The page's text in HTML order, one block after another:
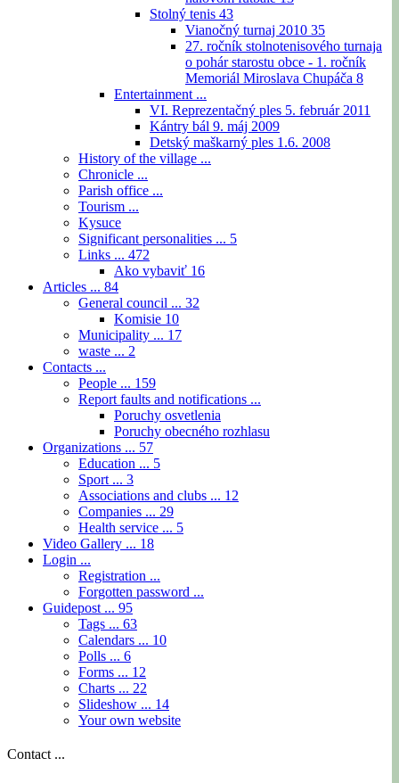
Stolný tenis 43
Vianočný turnaj 2010 35
27. ročník stolnotenisového turnaja
o pohár starostu obce - 1. ročník
Memoriál Miroslava Chupáča 8
Entertainment ...
VI. Reprezentačný ples 5. február 2011
Kántry bál 9. máj 2009
Detský maškarný ples 1.6. 2008
History of the village ...
Chronicle ...
Parish office ...
Tourism ...
Kysuce
Significant personalities ... 5
Links ... 472
Ako vybaviť 16
Articles ... 84
General council ... 32
Komisie 10
Municipality ... 17
waste ... 2
Contacts ...
People ... 159
Report faults and notifications ...
Poruchy osvetlenia
Poruchy obecného rozhlasu
Organizations ... 57
Education ... 5
Sport ... 3
Associations and clubs ... 12
Companies ... 29
Health service ... 5
Video Gallery ... 18
Login ...
Registration ...
Forgotten password ...
Guidepost ... 95
Tags ... 63
Calendars ... 10
Polls ... 6
Forms ... 12
Charts ... 22
Slideshow ... 14
Your own website
Contact ...